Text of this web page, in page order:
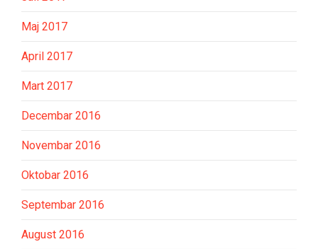
Maj 2017
April 2017
Mart 2017
Decembar 2016
Novembar 2016
Oktobar 2016
Septembar 2016
August 2016